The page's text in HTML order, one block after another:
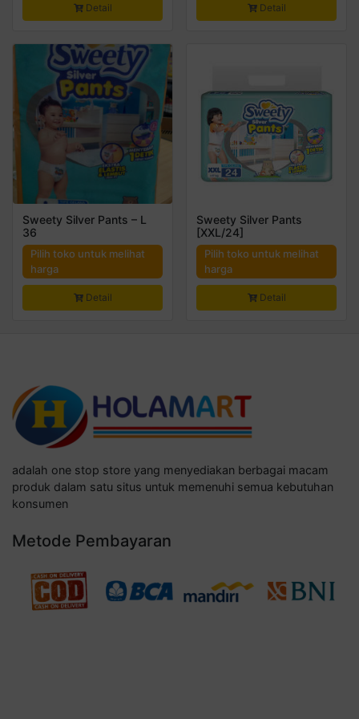
Detail Detail
Sweety Silver Pants – L
36
Pilih toko untuk melihat
harga
Detail
Sweety Silver Pants
[XXL/24]
Pilih toko untuk melihat
harga
Detail
adalah one stop store yang menyediakan berbagai macam
produk dalam satu situs untuk memenuhi semua kebutuhan
konsumen
Metode Pembayaran